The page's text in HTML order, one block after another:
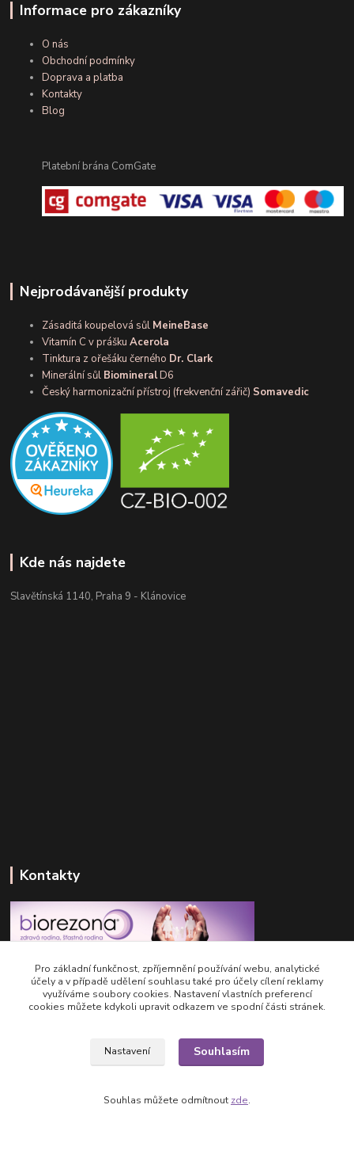
Informace pro zákazníky
O nás
Obchodní podmínky
Doprava a platba
Kontakty
Blog
Platební brána ComGate
Nejprodávanější produkty
Zásaditá koupelová sůl MeineBase
Vitamín C v práškuAcerola
Tinktura z ořešáku černého Dr. Clark
Minerální sůl BiomineralD6
Český harmonizační přístroj (frekvenční zářič) Somavedic
Kde nás najdete
Slavětínská 1140, Praha 9 - Klánovice
Kontakty
Centrum detoxikace BIOREZONA
+420 733 321 665
info@biorezona.cz
Pro základní funkčnost, zpříjemnění používání webu, analytické
účely a v případě udělení souhlasu také pro účely cílení reklamy
využíváme soubory cookies. Nastavení vlastních preferencí
cookies můžete kdykoli upravit odkazem ve spodní části stránek.
Nastavení Souhlasím
Souhlas můžete odmítnout zde.